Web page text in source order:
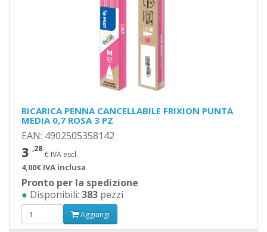
RICARICA PENNA CANCELLABILE FRIXION PUNTA
MEDIA 0,7 ROSA 3 PZ
EAN: 4902505358142
3 ,28
€ IVA escl.
4,00€ IVA inclusa
Pronto per la spedizione
● Disponibili: 383 pezzi
Aggiungi